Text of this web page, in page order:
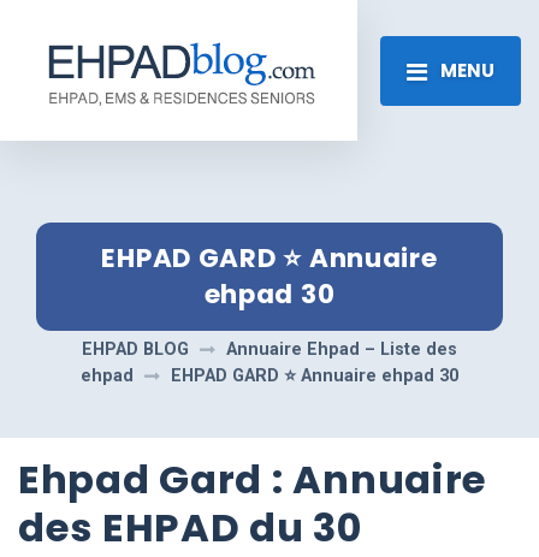
MENU
EHPAD GARD ⭐️ Annuaire
ehpad 30
EHPAD BLOG
Annuaire Ehpad – Liste des
ehpad
EHPAD GARD ⭐️ Annuaire ehpad 30
Ehpad Gard : Annuaire
des EHPAD du 30